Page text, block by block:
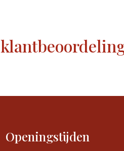
Openingstijden